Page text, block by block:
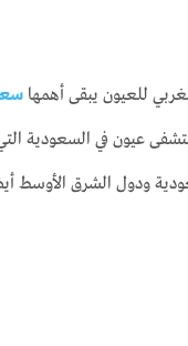
للعيون يبقى أهمها
عيون في السعودية
ودول الشرق الأوسط